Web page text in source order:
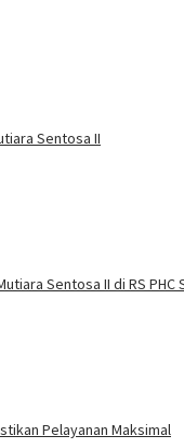
Sentosa II
Sentosa II di RS PHC
Pelayanan Maksimal